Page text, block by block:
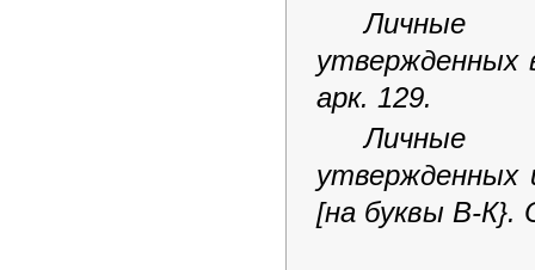
Личные
утвержденных
арк. 129.
Личные
утвержденных
[на буквы В-К}.